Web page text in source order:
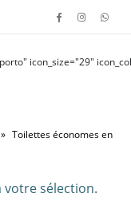
icon_size="29"
» Toilettes économes en
sélection.